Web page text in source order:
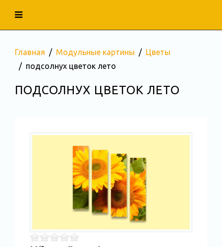
Главная Модульные картины
Цветы
подсолнух цветок лето
ПОДСОЛНУХ ЦВЕТОК ЛЕТО